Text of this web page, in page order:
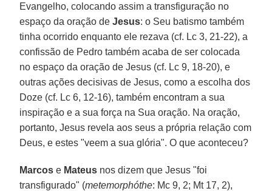
Evangelho, colocando assim a transfiguração no
espaço da oração deJesus: o Seu batismo também
tinha ocorrido enquanto ele rezava (cf. Lc 3, 21-22), a
confissão de Pedro também acaba de ser colocada
no espaço da oração de Jesus (cf. Lc 9, 18-20), e
outras ações decisivas de Jesus, como a escolha dos
Doze (cf. Lc 6, 12-16), também encontram a sua
inspiração e a sua força na Sua oração. Na oração,
portanto, Jesus revela aos seus a própria relação com
Deus, e estes "veem a sua glória". O que aconteceu?
Marcos e Mateus nos dizem que Jesus "foi
transfigurado" (metemorphóthe: Mc 9, 2; Mt 17, 2),